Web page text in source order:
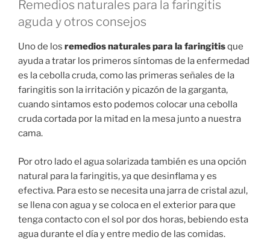
Remedios naturales para la faringitis
aguda y otros consejos
Uno de los remedios naturales para la faringitisque
ayuda a tratar los primeros síntomas de la enfermedad
es la cebolla cruda, como las primeras señales de la
faringitis son la irritación y picazón de la garganta,
cuando sintamos esto podemos colocar una cebolla
cruda cortada por la mitad en la mesa junto a nuestra
cama.
Por otro lado el agua solarizada también es una opción
natural para la faringitis, ya que desinflama y es
efectiva. Para esto se necesita una jarra de cristal azul,
se llena con agua y se coloca en el exterior para que
tenga contacto con el sol por dos horas, bebiendo esta
agua durante el día y entre medio de las comidas.